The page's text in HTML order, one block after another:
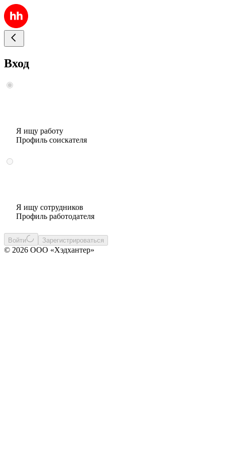
Вход
Я ищу работу
Профиль соискателя
Я ищу сотрудников
Профиль работодателя
Войти Зарегистрироваться
© 2026 ООО «Хэдхантер»